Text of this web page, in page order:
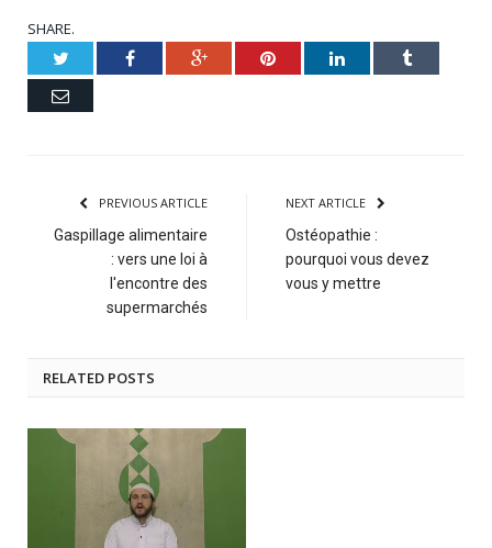
SHARE.
Twitter Facebook Google+ Pinterest LinkedIn Tumblr
Email
PREVIOUS ARTICLE
Gaspillage alimentaire
: vers une loi à
l'encontre des
supermarchés
NEXT ARTICLE
Ostéopathie :
pourquoi vous devez
vous y mettre
RELATED POSTS